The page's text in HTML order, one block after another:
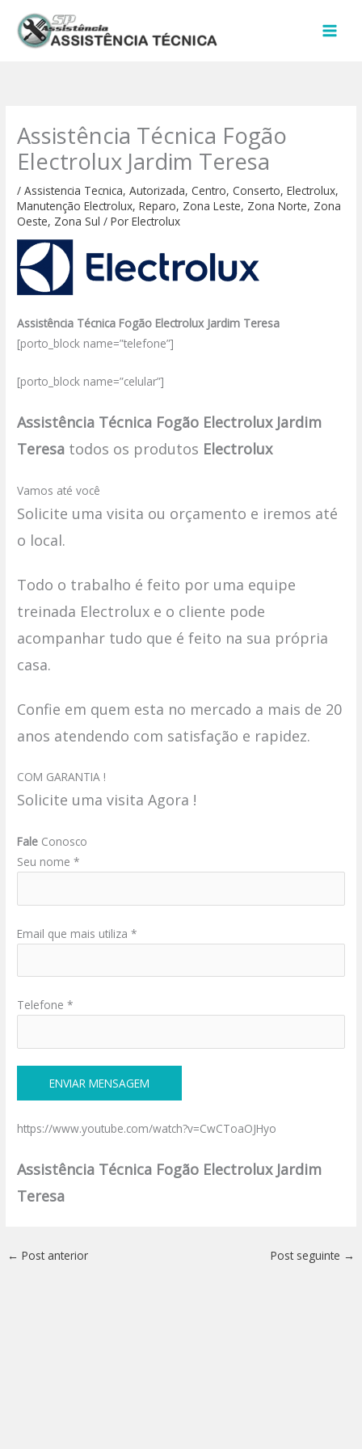
para
Assistência Técnica Fogão
Electrolux Jardim Teresa
/Assistencia Tecnica,Autorizada,Centro,Conserto,Electrolux,
Manutenção Electrolux,Reparo, Zona Leste, Zona Norte, Zona
Oeste, Zona Sul / PorElectrolux
Assistência Técnica Fogão Electrolux Jardim Teresa
[porto_block name=”telefone”]
[porto_block name=”celular”]
Assistência Técnica Fogão Electrolux Jardim
Teresa todos os produtos Electrolux
Vamos até você
Solicite uma visita ou orçamento e iremos até
o local.
Todo o trabalho é feito por uma equipe
treinada Electrolux e o cliente pode
acompanhar tudo que é feito na sua própria
casa.
Confie em quem esta no mercado a mais de 20
anos atendendo com satisfação e rapidez.
COM GARANTIA !
Solicite uma visita Agora !
Fale Conosco
Seu nome *
Email que mais utiliza *
Telefone *
https://www.youtube.com/watch?v=CwCToaOJHyo
Assistência Técnica Fogão Electrolux Jardim
Teresa
← Post anterior Post seguinte →